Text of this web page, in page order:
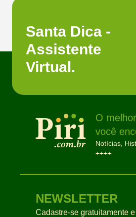
Santa Dica -
Assistente
Virtual.
O
você
Notícias,
++++
NEWSLETTER
Cadastre-se gratuitamente